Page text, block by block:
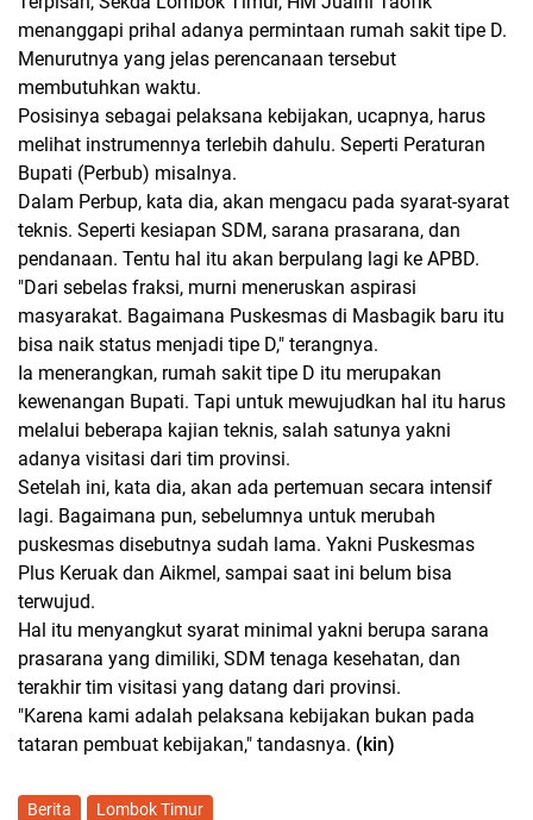
menanggapi prihal adanya permintaan rumah sakit tipe D.
Menurutnya yang jelas perencanaan tersebut
membutuhkan waktu.
Posisinya sebagai pelaksana kebijakan, ucapnya, harus
melihat instrumennya terlebih dahulu. Seperti Peraturan
Bupati (Perbub) misalnya.
Dalam Perbup, kata dia, akan mengacu pada syarat-syarat
teknis. Seperti kesiapan SDM, sarana prasarana, dan
pendanaan. Tentu hal itu akan berpulang lagi ke APBD.
"Dari sebelas fraksi, murni meneruskan aspirasi
masyarakat. Bagaimana Puskesmas di Masbagik baru itu
bisa naik status menjadi tipe D," terangnya.
Ia menerangkan, rumah sakit tipe D itu merupakan
kewenangan Bupati. Tapi untuk mewujudkan hal itu harus
melalui beberapa kajian teknis, salah satunya yakni
adanya visitasi dari tim provinsi.
Setelah ini, kata dia, akan ada pertemuan secara intensif
lagi. Bagaimana pun, sebelumnya untuk merubah
puskesmas disebutnya sudah lama. Yakni Puskesmas
Plus Keruak dan Aikmel, sampai saat ini belum bisa
terwujud.
Hal itu menyangkut syarat minimal yakni berupa sarana
prasarana yang dimiliki, SDM tenaga kesehatan, dan
terakhir tim visitasi yang datang dari provinsi.
"Karena kami adalah pelaksana kebijakan bukan pada
tataran pembuat kebijakan," tandasnya. (kin)
Berita Lombok Timur